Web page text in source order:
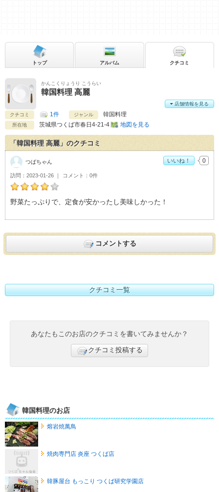
かんこくりょうり こうらい
韓国料理 高麗
クチコミ 1件 ジャンル 韓国料理
所在地 茨城県つくば市春日4-21-4 地図を見る
店舗情報を見る
トップ アルバム クチコミ
「韓国料理 高麗」のクチコミ
つばちゃんの韓国料理 高麗おすすめ度：4
野菜たっぷりで、定食が安かったし美味しかった！
訪問 2023-01-26 コメント 0件
つばちゃん いいね！ 0
コメントする
クチコミ一覧
あなたもこのお店のクチコミを書いてみませんか？
クチコミ投稿する
韓国料理のお店
熔岩焼萬鳥
焼肉専門店 炎座 つくば店
韓豚屋台 もっこり つくば研究学園店